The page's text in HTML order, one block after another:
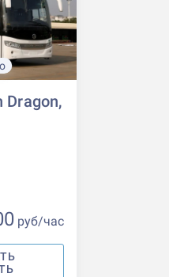
Dragon,
руб/час